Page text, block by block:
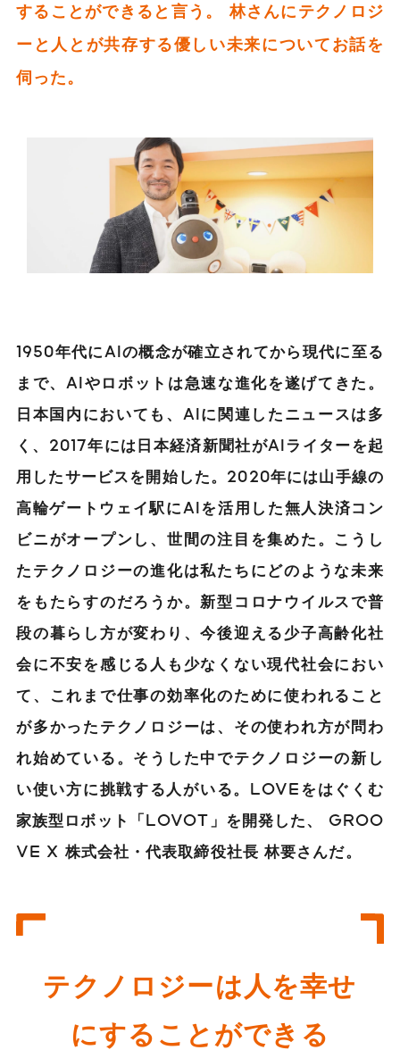
することができると言う。 林さんにテクノロジ
ーと人とが共存する優しい未来についてお話を
伺った。
1950年代にAIの概念が確立されてから現代に至る
まで、AIやロボットは急速な進化を遂げてきた。
日本国内においても、AIに関連したニュースは多
く、2017年には日本経済新聞社がAIライターを起
用したサービスを開始した。2020年には山手線の
高輪ゲートウェイ駅にAIを活用した無人決済コン
ビニがオープンし、世間の注目を集めた。こうし
たテクノロジーの進化は私たちにどのような未来
をもたらすのだろうか。新型コロナウイルスで普
段の暮らし方が変わり、今後迎える少子高齢化社
会に不安を感じる人も少なくない現代社会におい
て、これまで仕事の効率化のために使われること
が多かったテクノロジーは、その使われ方が問わ
れ始めている。そうした中でテクノロジーの新し
い使い方に挑戦する人がいる。LOVEをはぐくむ
家族型ロボット「LOVOT」を開発した、 GROO
VE X 株式会社・代表取締役社長 林要さんだ。
テクノロジーは人を幸せ
にすることができる